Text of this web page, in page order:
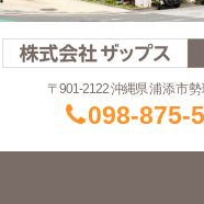
〒901-2122 沖縄県浦添市
098-875-